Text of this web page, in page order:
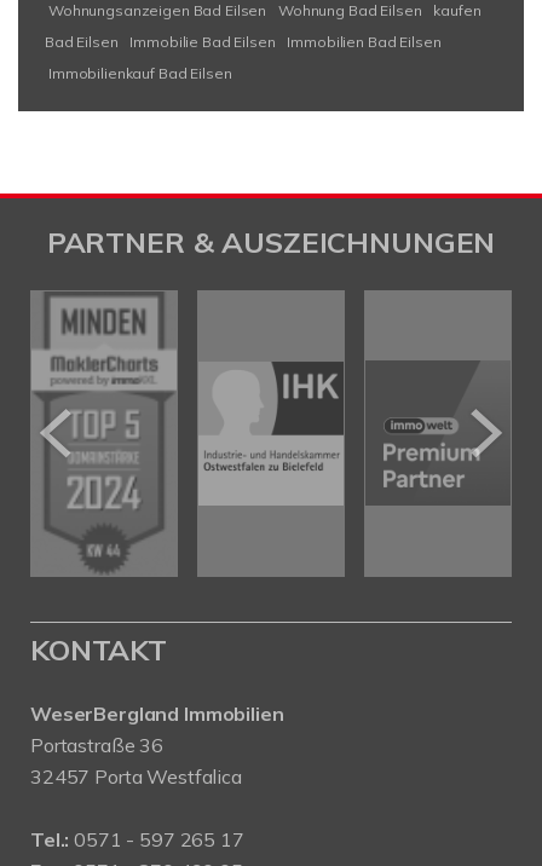
Wohnungsanzeigen Bad Eilsen
Wohnung Bad Eilsen
kaufen
Bad Eilsen
Immobilie Bad Eilsen
Immobilien Bad Eilsen
Immobilienkauf Bad Eilsen
PARTNER & AUSZEICHNUNGEN
KONTAKT
WeserBergland Immobilien
Portastraße 36
32457 Porta Westfalica
Tel.: 0571 - 597 265 17